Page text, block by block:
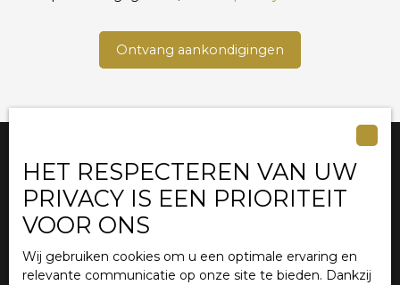
Ontvang aankondigingen
Ik ben op zoek naar een woning
Verkoop appartement Lille (59000)
Verkoop huis Marcq-en-Baroeul (59700)
Verkoop huis Lille (59800)
HET RESPECTEREN VAN UW
PRIVACY IS EEN PRIORITEIT
VOOR ONS
Wij gebruiken cookies om u een optimale ervaring en
relevante communicatie op onze site te bieden. Dankzij